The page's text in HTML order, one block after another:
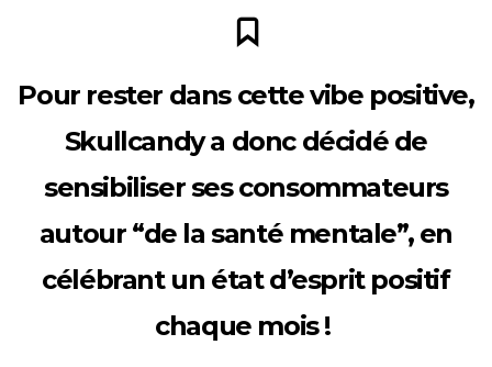
Pour rester dans cette vibe positive,
Skullcandy a donc décidé de
sensibiliser ses consommateurs
autour “de la santé mentale”, en
célébrant un état d’esprit positif
chaque mois !